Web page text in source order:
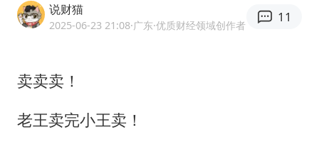
白海豚5次眼壁置换
说财猫
2025-06-23 21:08·广东·优质财经领域创作者
11
卖卖卖！
老王卖完小王卖！